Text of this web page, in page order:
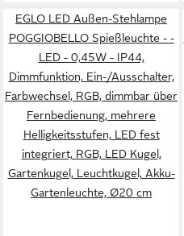
EGLO LED Außen-Stehlampe
POGGIOBELLO Spießleuchte - -
LED - 0,45W - IP44,
Dimmfunktion, Ein-/Ausschalter,
Farbwechsel, RGB, dimmbar über
Fernbedienung, mehrere
Helligkeitsstufen, LED fest
integriert, RGB, LED Kugel,
Gartenkugel, Leuchtkugel, Akku-
Gartenleuchte, Ø20 cm